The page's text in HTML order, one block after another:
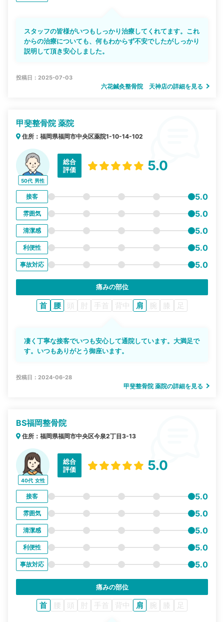
スタッフの皆様がいつもしっかり治療してくれてます。これ
からの治療についても、何もわからず不安でしたがしっかり
説明して頂き安心しました。
投稿日：2025-07-03
六花鍼灸整骨院 天神店の詳細を見る
甲斐整骨院 薬院
住所：福岡県福岡市中央区薬院1-10-14-102
50代 男性
総合
評価
5.0
接客 5.0
雰囲気 5.0
清潔感 5.0
利便性 5.0
事故対応 5.0
痛みの部位
首 腰 頭 肘 手首 背中 肩 腕 膝 足
凄く丁寧な接客でいつも安心して通院しています。大満足で
す。いつもありがとう御座います。
投稿日：2024-06-28
甲斐整骨院 薬院の詳細を見る
BS福岡整骨院
住所：福岡県福岡市中央区今泉2丁目3-13
40代 女性
総合
評価
5.0
接客 5.0
雰囲気 5.0
清潔感 5.0
利便性 5.0
事故対応 5.0
痛みの部位
首 腰 頭 肘 手首 背中 肩 腕 膝 足